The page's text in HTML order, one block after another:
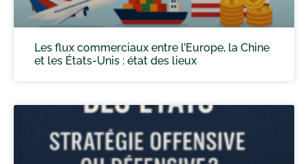
Les flux commerciaux entre l’Europe, la Chine
et les États-Unis : état des lieux